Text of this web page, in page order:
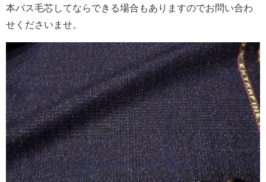
本バス毛芯してならできる場合もありますのでお問い合わ
せくださいませ。